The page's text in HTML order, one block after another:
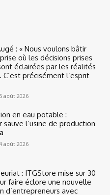
: « Nous voulons bâtir
où les décisions prises
éclairées par les réalités
C’est précisément l’esprit
5 août 2026
en eau potable :
sauve l’usine de production
août 2026
: ITGStore mise sur 30
faire éclore une nouvelle
d’entrepreneurs avec